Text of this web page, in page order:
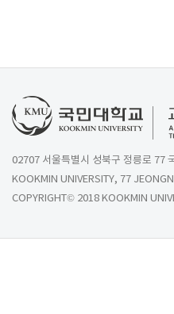
02707 서울특별시 성북구 정릉로 77
KOOKMIN UNIVERSITY, 77
COPYRIGHT© 2018 KOOKMIN